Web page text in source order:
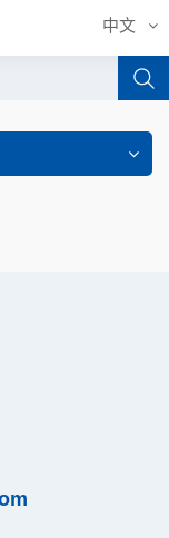
中文
中文
English